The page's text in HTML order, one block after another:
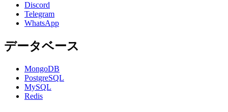
Discord
Telegram
WhatsApp
データベース
MongoDB
PostgreSQL
MySQL
Redis